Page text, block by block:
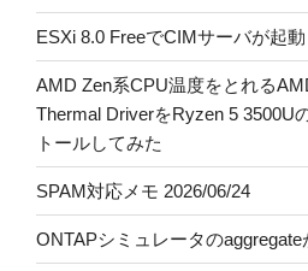
ESXi 8.0 FreeでCIMサーバが起
AMD Zen系CPU温度をとれる
Thermal DriverをRyzen 5 3500U
トールしてみた
SPAM対応メモ 2026/06/24
ONTAPシミュレータの